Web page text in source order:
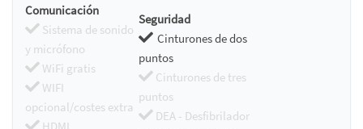
Comunicación
Sistema de sonido
y micrófono
WiFi gratis
WIFI
opcional/costes extra
Seguridad
Cinturones de dos
puntos
Cinturones de tres
puntos
DEA - Desfibrilador